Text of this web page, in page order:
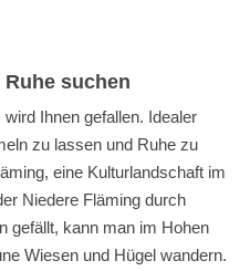
suchen
Ihnen gefallen. Idealer
zu lassen und Ruhe zu
eine Kulturlandschaft im
Niedere Fläming durch
gefällt, kann man im Hohen
Wiesen und Hügel wandern.